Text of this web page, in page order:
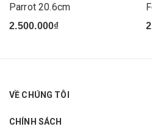
Parrot 20.6cm
2.500.000₫
VỀ CHÚNG TÔI
CHÍNH SÁCH